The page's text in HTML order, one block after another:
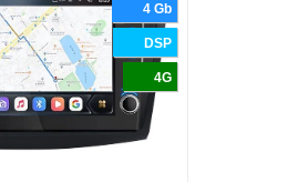
4 Gb
DSP
4G